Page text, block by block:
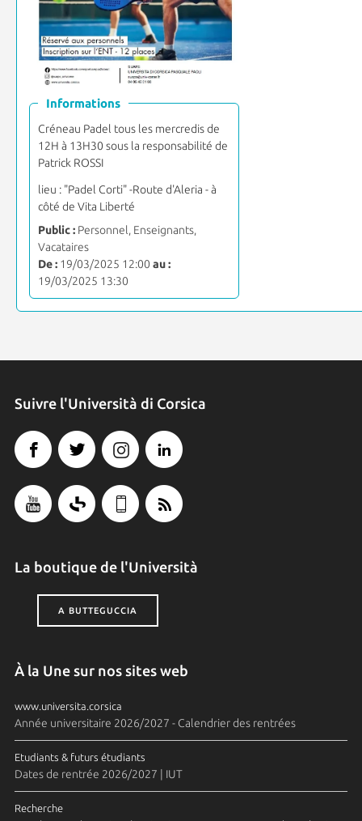
Informations
Créneau Padel tous les mercredis de
12H à 13H30 sous la responsabilité de
Patrick ROSSI
lieu : "Padel Corti" -Route d'Aleria - à
côté de Vita Liberté
Public :Personnel, Enseignants,
Vacataires
De :19/03/2025 12:00 au :
19/03/2025 13:30
Suivre l'Università di Corsica
La boutique de l'Università
A BUTTEGUCCIA
À la Une sur nos sites web
www.universita.corsica
Année universitaire 2026/2027 - Calendrier des rentrées
Etudiants & futurs étudiants
Dates de rentrée 2026/2027 | IUT
Recherche